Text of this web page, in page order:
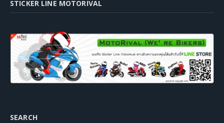
STICKER LINE MOTORIVAL
SEARCH